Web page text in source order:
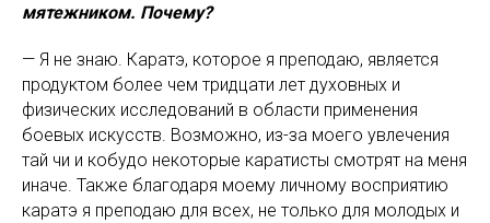
мятежником. Почему?
— Я не знаю. Каратэ, которое я преподаю, является
продуктом более чем тридцати лет духовных и
физических исследований в области применения
боевых искусств. Возможно, из-за моего увлечения
тай чи и кобудо некоторые каратисты смотрят на меня
иначе. Также благодаря моему личному восприятию
каратэ я преподаю для всех, не только для молодых и